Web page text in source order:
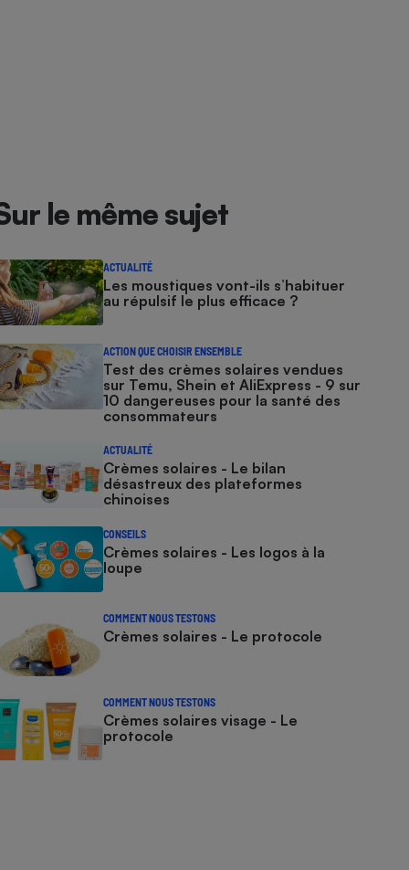
le même sujet
ACTUALITÉ
Les moustiques vont-ils s’habituer
au répulsif le plus efficace ?
ACTION QUE CHOISIR ENSEMBLE
Test des crèmes solaires vendues
sur Temu, Shein et AliExpress - 9 sur
10 dangereuses pour la santé des
consommateurs
ACTUALITÉ
Crèmes solaires - Le bilan
désastreux des plateformes
chinoises
CONSEILS
Crèmes solaires - Les logos à la
loupe
COMMENT NOUS TESTONS
Crèmes solaires - Le protocole
COMMENT NOUS TESTONS
Crèmes solaires visage - Le
protocole